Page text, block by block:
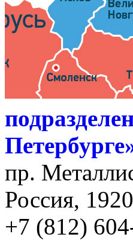
пр.
Россия,
+7 (812)